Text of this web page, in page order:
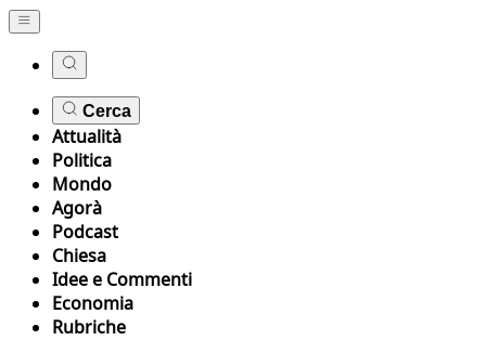
Cerca
Attualità
Politica
Mondo
Agorà
Podcast
Chiesa
Idee e Commenti
Economia
Rubriche